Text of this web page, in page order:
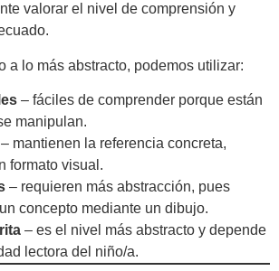
valorar el nivel de comprensión y
a lo más abstracto, podemos utilizar:
– fáciles de comprender porque están
manipulan.
– mantienen la referencia concreta,
formato visual.
– requieren más abstracción, pues
concepto mediante un dibujo.
– es el nivel más abstracto y depende
lectora del niño/a.